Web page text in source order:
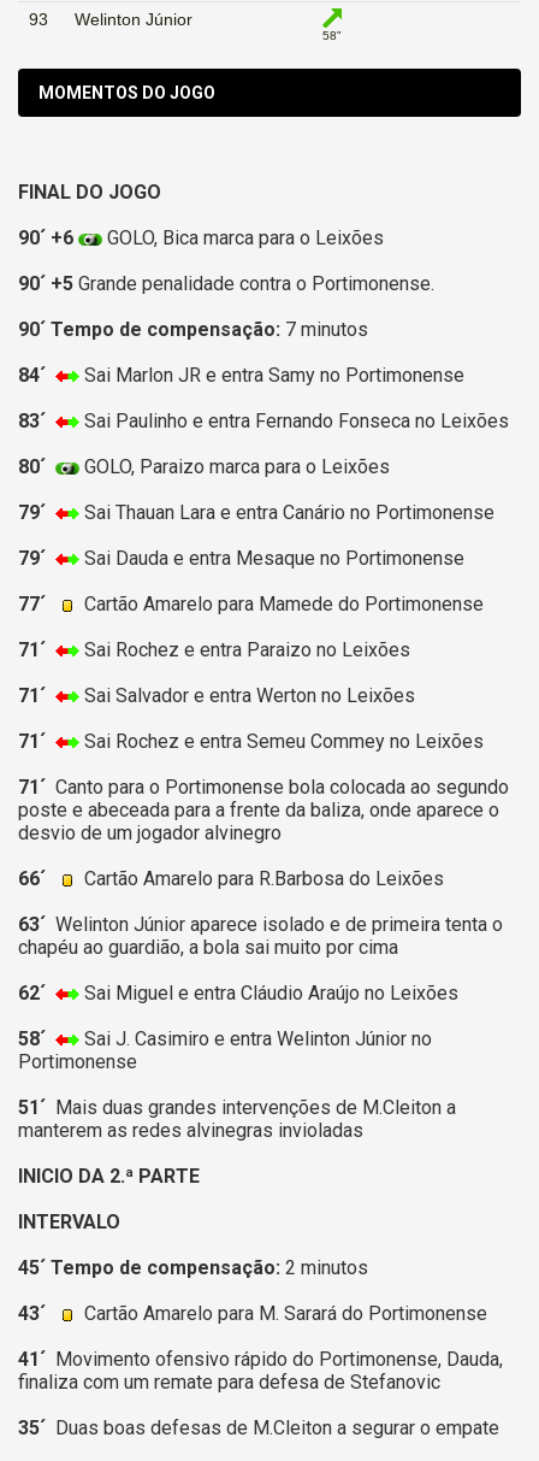
93 Welinton Júnior
58"
MOMENTOS DO JOGO
FINAL DO JOGO
90´ +6
GOLO, Bica marca para o Leixões
90´ +5 Grande penalidade contra o Portimonense.
90´ Tempo de compensação: 7 minutos
84´
Sai Marlon JR e entra Samy no Portimonense
83´
Sai Paulinho e entra Fernando Fonseca no Leixões
80´
GOLO, Paraizo marca para o Leixões
79´
Sai Thauan Lara e entra Canário no Portimonense
79´
Sai Dauda e entra Mesaque no Portimonense
77´
Cartão Amarelo para Mamede do Portimonense
71´
Sai Rochez e entra Paraizo no Leixões
71´
Sai Salvador e entra Werton no Leixões
71´
Sai Rochez e entra Semeu Commey no Leixões
71´ Canto para o Portimonense bola colocada ao segundo
poste e abeceada para a frente da baliza, onde aparece o
desvio de um jogador alvinegro
66´
Cartão Amarelo para R.Barbosa do Leixões
63´ Welinton Júnior aparece isolado e de primeira tenta o
chapéu ao guardião, a bola sai muito por cima
62´
Sai Miguel e entra Cláudio Araújo no Leixões
58´
Sai J. Casimiro e entra Welinton Júnior no
Portimonense
51´
Mais duas grandes intervenções de M.Cleiton a
manterem as redes alvinegras invioladas
INICIO DA 2.ª PARTE
INTERVALO
45´ Tempo de compensação: 2 minutos
43´
Cartão Amarelo para M. Sarará do Portimonense
41´
Movimento ofensivo rápido do Portimonense, Dauda,
finaliza com um remate para defesa de Stefanovic
35´
Duas boas defesas de M.Cleiton a segurar o empate